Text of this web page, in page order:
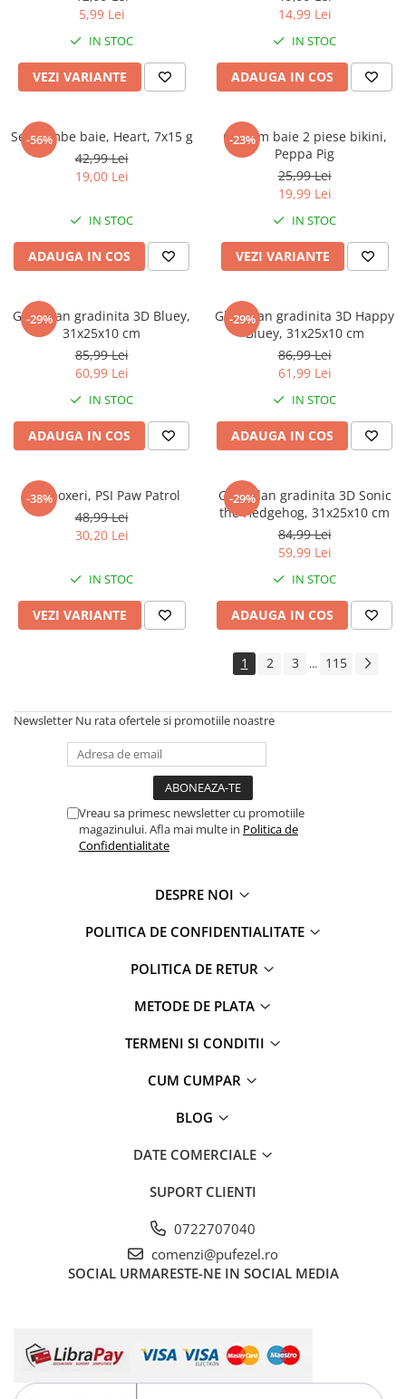
5,99 Lei
IN STOC
VEZI VARIANTE
14,99 Lei
IN STOC
ADAUGA IN COS
-56%
Set bombe baie, Heart, 7x15 g
42,99 Lei
19,00 Lei
IN STOC
ADAUGA IN COS
-23%
Costum baie 2 piese bikini,
Peppa Pig
25,99 Lei
19,99 Lei
IN STOC
VEZI VARIANTE
-29%
Ghiozdan gradinita 3D Bluey,
31x25x10 cm
85,99 Lei
60,99 Lei
IN STOC
ADAUGA IN COS
-29%
Ghiozdan gradinita 3D Happy
Bluey, 31x25x10 cm
86,99 Lei
61,99 Lei
IN STOC
ADAUGA IN COS
-38%
Slip boxeri, PSI Paw Patrol
48,99 Lei
30,20 Lei
IN STOC
VEZI VARIANTE
-29%
Ghiozdan gradinita 3D Sonic
the Hedgehog, 31x25x10 cm
84,99 Lei
59,99 Lei
IN STOC
ADAUGA IN COS
1 2 3 ... 115
Newsletter Nu rata ofertele si promotiile noastre
Vreau sa primesc newsletter cu promotiile
magazinului. Afla mai multe in Politica de
Confidentialitate
DESPRE NOI
POLITICA DE CONFIDENTIALITATE
POLITICA DE RETUR
METODE DE PLATA
TERMENI SI CONDITII
CUM CUMPAR
BLOG
DATE COMERCIALE
SUPORT CLIENTI
0722707040
comenzi@pufezel.ro
SOCIAL URMARESTE-NE IN SOCIAL MEDIA